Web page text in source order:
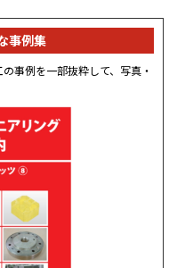
事例集
事例を一部抜粋して、写真・